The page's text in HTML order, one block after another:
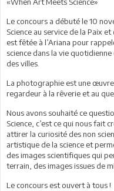
Le concours a débuté le 10
Science au service de la Paix
est fêtée à l’Ariana pour
science dans la vie
des villes.
La photographie est une
regardeur à la rêverie et au
Nous avons souhaité ce
Science, c’est ce qui nous fait
attirer la curiosité des non
artistique de la science et
des images scientifiques qui
terrain, des images issues de
Le concours est ouvert à tous !